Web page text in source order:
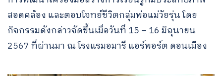
สอดคล้อง และตอบโจทย์ชีวิตกลุ่มพ่อแม่วัยรุ่น โดย
กิจกรรมดังกล่าวจัดขึ้นเมื่อวันที่ 15 – 16 มิถุนายน
2567 ที่ผ่านมา ณ โรงแรมอมารี แอร์พอร์ต ดอนเมือง